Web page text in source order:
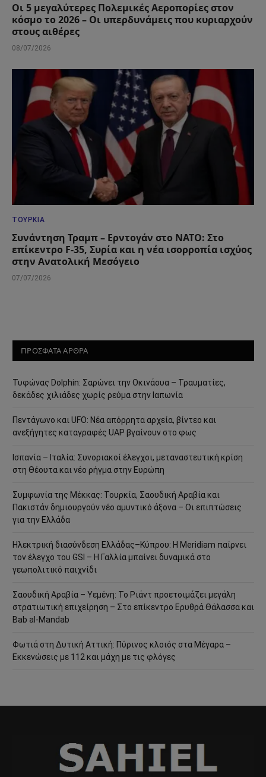
Οι 5 μεγαλύτερες Πολεμικές Αεροπορίες στον
κόσμο το 2026 – Οι υπερδυνάμεις που κυριαρχούν
στους αιθέρες
08/07/2026
ΤΟΥΡΚΊΑ
Συνάντηση Τραμπ – Ερντογάν στο ΝΑΤΟ: Στο
επίκεντρο F-35, Συρία και η νέα ισορροπία ισχύος
στην Ανατολική Μεσόγειο
07/07/2026
ΠΡΟΣΦΑΤΑ ΑΡΘΡΑ
Τυφώνας Dolphin: Σαρώνει την Οκινάουα – Τραυματίες,
δεκάδες χιλιάδες χωρίς ρεύμα στην Ιαπωνία
Πεντάγωνο και UFO: Νέα απόρρητα αρχεία, βίντεο και
ανεξήγητες καταγραφές UAP βγαίνουν στο φως
Ισπανία – Ιταλία: Συνοριακοί έλεγχοι, μεταναστευτική κρίση
στη Θέουτα και νέο ρήγμα στην Ευρώπη
Συμφωνία της Μέκκας: Τουρκία, Σαουδική Αραβία και
Πακιστάν δημιουργούν νέο αμυντικό άξονα – Οι επιπτώσεις
για την Ελλάδα
Ηλεκτρική διασύνδεση Ελλάδας–Κύπρου: Η Meridiam παίρνει
τον έλεγχο του GSI – Η Γαλλία μπαίνει δυναμικά στο
γεωπολιτικό παιχνίδι
Σαουδική Αραβία – Υεμένη: Το Ριάντ προετοιμάζει μεγάλη
στρατιωτική επιχείρηση – Στο επίκεντρο Ερυθρά Θάλασσα και
Bab al-Mandab
Φωτιά στη Δυτική Αττική: Πύρινος κλοιός στα Μέγαρα –
Εκκενώσεις με 112 και μάχη με τις φλόγες